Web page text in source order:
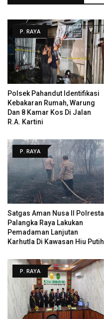
P. RAYA
Polsek Pahandut Identifikasi
Kebakaran Rumah, Warung
Dan 8 Kamar Kos Di Jalan
R.A. Kartini
P. RAYA
Satgas Aman Nusa II Polresta
Palangka Raya Lakukan
Pemadaman Lanjutan
Karhutla Di Kawasan Hiu Putih
P. RAYA